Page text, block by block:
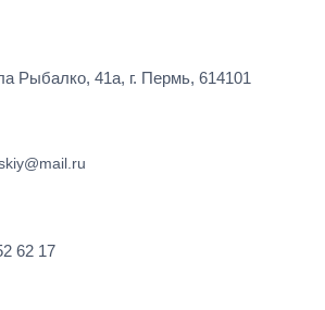
Рыбалко, 41а, г. Пермь, 614101
62 17